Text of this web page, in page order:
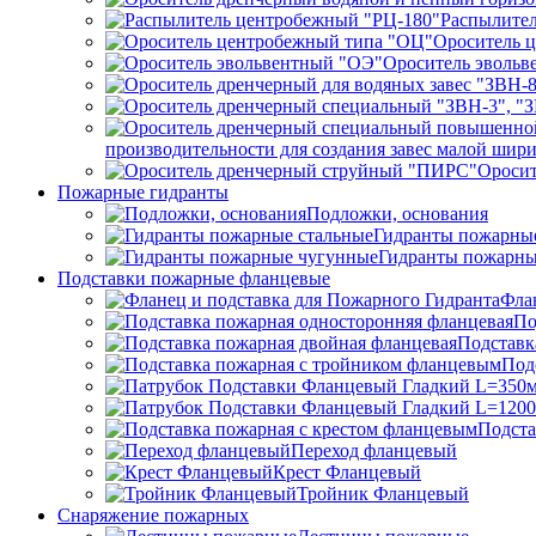
Ороситель
Ороситель
производительности для создания завес малой
Пожарные гидранты
Подложки, основания
Гидранты
Гидранты
Подставки пожарные фланцевые
Переход фланцевый
Крест Фланцевый
Тройник Фланцевый
Снаряжение пожарных